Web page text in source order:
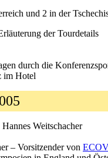
und 2 in der
der Tourdetails
durch die
im Hotel
Weitschacher
– Vorsitzender von